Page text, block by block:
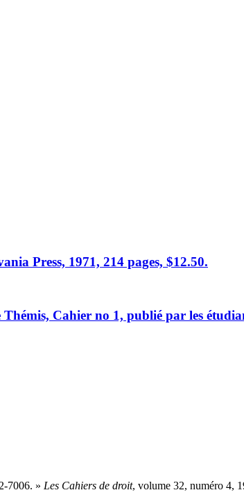
Press, 1971, 214 pages, $12.50.
Cahier no 1, publié par les
7006. » Les Cahiers de droit, volume 32, numéro 4,